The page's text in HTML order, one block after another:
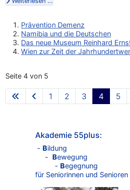
Akademie 55plus:
- Bildung
- Bewegung
- Begegnung
für Seniorinnen und
Prävention Demenz
Namibia und die Deutschen
Das neue Museum Reinhard
Wien zur Zeit der
Seite 4 von 5
1 2 3 4 5